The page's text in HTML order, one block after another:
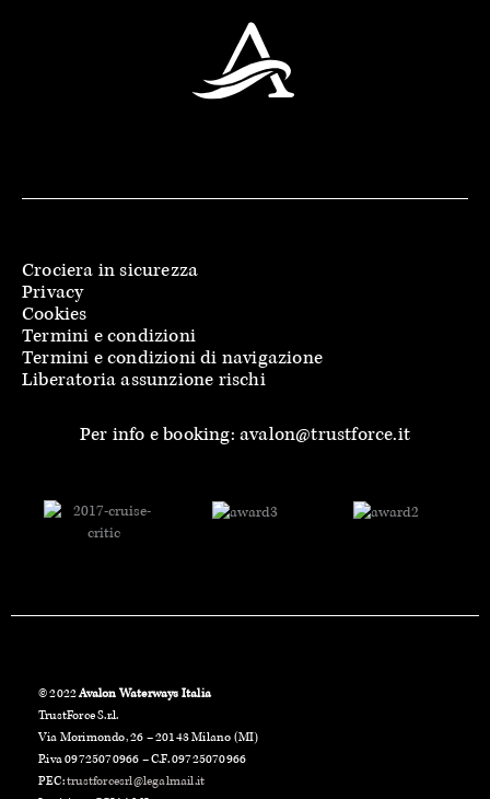
Crociera in sicurezza
Privacy
Cookies
Termini e condizioni
Termini e condizioni di navigazione
Liberatoria assunzione rischi
Per info e booking: avalon@trustforce.it
© 2022Avalon Waterways Italia
TrustForce S.r.l.
Via Morimondo, 26 – 20143 Milano (MI)
P.iva 09725070966 – C.F. 09725070966
PEC:trustforcesrl@legalmail.it